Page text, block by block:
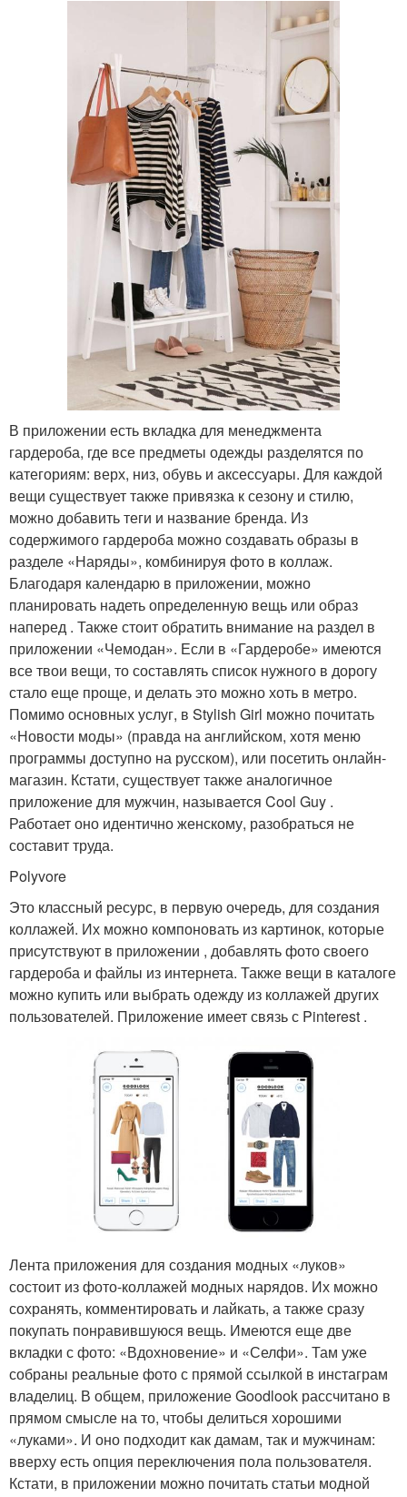
В приложении есть вкладка для менеджмента
гардероба, где все предметы одежды разделятся по
категориям: верх, низ, обувь и аксессуары. Для каждой
вещи существует также привязка к сезону и стилю,
можно добавить теги и название бренда. Из
содержимого гардероба можно создавать образы в
разделе «Наряды», комбинируя фото в коллаж.
Благодаря календарю в приложении, можно
планировать надеть определенную вещь или образ
наперед . Также стоит обратить внимание на раздел в
приложении «Чемодан». Если в «Гардеробе» имеются
все твои вещи, то составлять список нужного в дорогу
стало еще проще, и делать это можно хоть в метро.
Помимо основных услуг, в Stylish Girl можно почитать
«Новости моды» (правда на английском, хотя меню
программы доступно на русском), или посетить онлайн-
магазин. Кстати, существует также аналогичное
приложение для мужчин, называется Cool Guy .
Работает оно идентично женскому, разобраться не
составит труда.
Polyvore
Это классный ресурс, в первую очередь, для создания
коллажей. Их можно компоновать из картинок, которые
присутствуют в приложении , добавлять фото своего
гардероба и файлы из интернета. Также вещи в каталоге
можно купить или выбрать одежду из коллажей других
пользователей. Приложение имеет связь с Pinterest .
Лента приложения для создания модных «луков»
состоит из фото-коллажей модных нарядов. Их можно
сохранять, комментировать и лайкать, а также сразу
покупать понравившуюся вещь. Имеются еще две
вкладки с фото: «Вдохновение» и «Селфи». Там уже
собраны реальные фото с прямой ссылкой в инстаграм
владелиц. В общем, приложение Goodlook рассчитано в
прямом смысле на то, чтобы делиться хорошими
«луками». И оно подходит как дамам, так и мужчинам:
вверху есть опция переключения пола пользователя.
Кстати, в приложении можно почитать статьи модной